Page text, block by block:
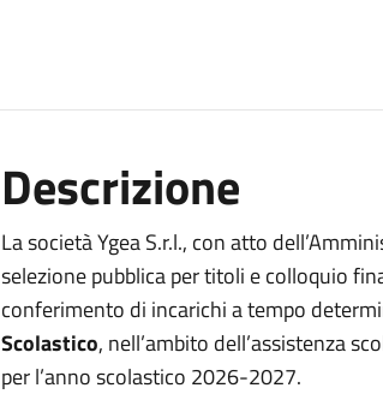
Descrizione
La società Ygea S.r.l., con atto
selezione pubblica per titoli e colloquio
conferimento di incarichi a tempo
Scolastico, nell’ambito dell’assistenza
per l’anno scolastico 2026-2027.